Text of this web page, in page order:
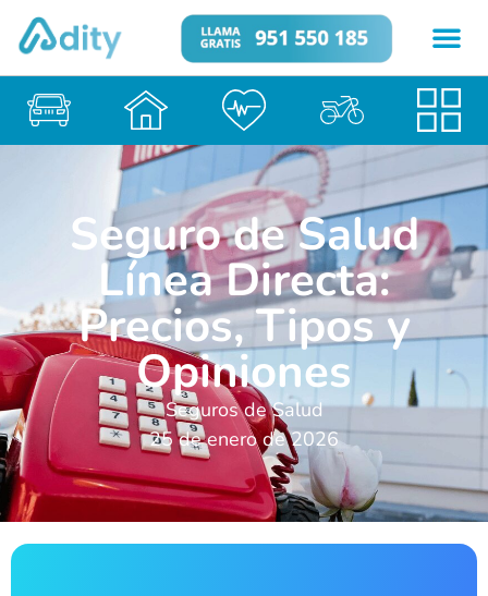
Seguro de Salud
Línea Directa:
Precios, Tipos y
Opiniones
Seguros de Salud
25 de enero de 2026